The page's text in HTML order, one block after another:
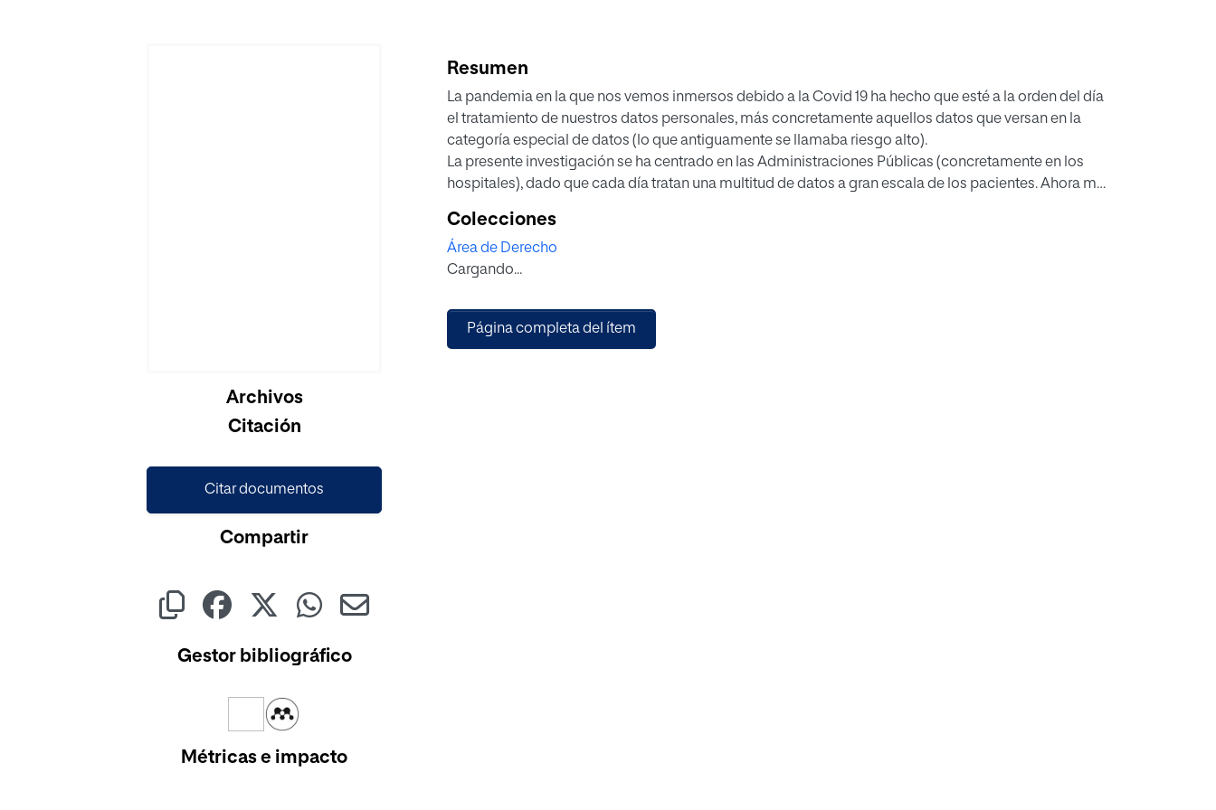
Cargando...Archivos
Citación
Citar documentos
Compartir
Gestor bibliográfico
Métricas e impacto
Resumen
La pandemia en la que nos vemos inmersos debido a la Covid 19 ha hecho que esté a la orden del día
el tratamiento de nuestros datos personales, más concretamente aquellos datos que versan en la
categoría especial de datos (lo que antiguamente se llamaba riesgo alto).
La presente investigación se ha centrado en las Administraciones Públicas (concretamente en los
hospitales), dado que cada día tratan una multitud de datos a gran escala de los pacientes. Ahora más
transferencias de los datos personales entre hospitales y compañías aseguradoras.
En suma, el presente trabajo se basa en un estudio minucioso del paradigma que supone ejercitar el
derecho de acceso a la historia clínica de los pacientes por los diferentes sujetos (aseguradoras,
Colecciones
Área de Derecho
Cargando...
Página completa del ítem